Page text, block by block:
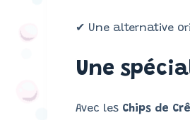
✔ Une alternative
Une
Avec les Chips de